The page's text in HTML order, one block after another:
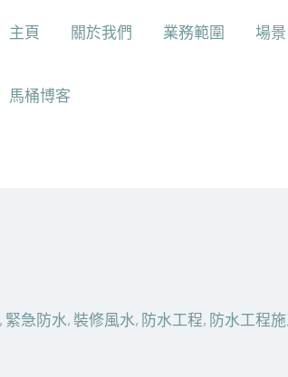
主頁 關於我們 業務範圍 場景
馬桶博客
, 緊急防水 ,裝修風水 , 防水工程, 防水工程